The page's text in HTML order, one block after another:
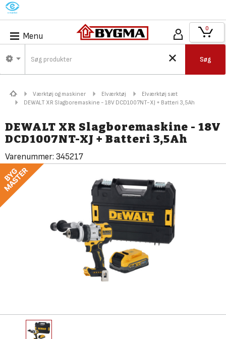
M
Menu
Søg
0
Værktøj og maskiner Elværktøj
Elværktøj sæt
DEWALT XR Slagboremaskine - 18V DCD1007NT-XJ + Batteri 3,5Ah
DEWALT XR Slagboremaskine - 18V
DCD1007NT-XJ + Batteri 3,5Ah
Varenummer: 345217